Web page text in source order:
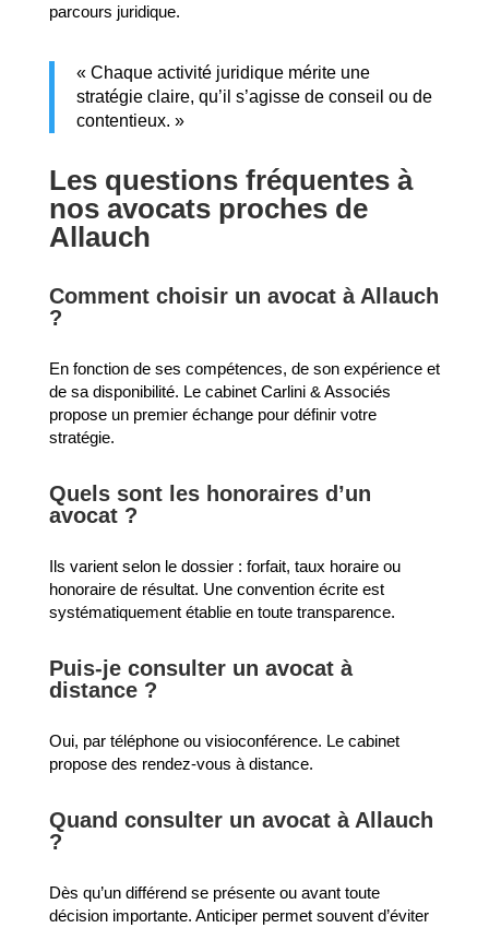
parcours juridique.
« Chaque activité juridique mérite une
stratégie claire, qu’il s’agisse de conseil ou de
contentieux. »
Les questions fréquentes à
nos avocats proches de
Allauch
Comment choisir un avocat à Allauch
?
En fonction de ses compétences, de son expérience et
de sa disponibilité. Le cabinet Carlini & Associés
propose un premier échange pour définir votre
stratégie.
Quels sont les honoraires d’un
avocat ?
Ils varient selon le dossier : forfait, taux horaire ou
honoraire de résultat. Une convention écrite est
systématiquement établie en toute transparence.
Puis-je consulter un avocat à
distance ?
Oui, par téléphone ou visioconférence. Le cabinet
propose des rendez-vous à distance.
Quand consulter un avocat à Allauch
?
Dès qu’un différend se présente ou avant toute
décision importante. Anticiper permet souvent d’éviter